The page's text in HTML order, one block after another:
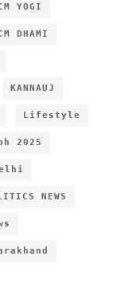
YOGI
DHAMI
KANNAUJ
Lifestyle
2025
NEWS